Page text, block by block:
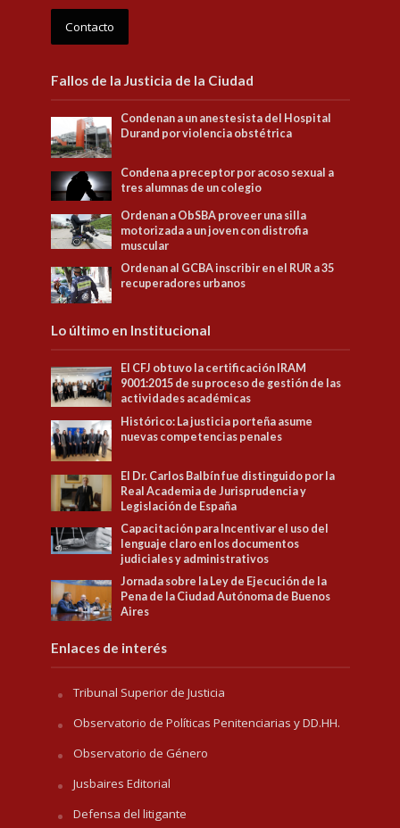
Contacto
Fallos de la Justicia de la Ciudad
Condenan a un anestesista del Hospital
Durand por violencia obstétrica
Condena a preceptor por acoso sexual a
tres alumnas de un colegio
Ordenan a ObSBA proveer una silla
motorizada a un joven con distrofia
muscular
Ordenan al GCBA inscribir en el RUR a 35
recuperadores urbanos
Lo último en Institucional
El CFJ obtuvo la certificación IRAM
9001:2015 de su proceso de gestión de las
actividades académicas
Histórico: La justicia porteña asume
nuevas competencias penales
El Dr. Carlos Balbín fue distinguido por la
Real Academia de Jurisprudencia y
Legislación de España
Capacitación para Incentivar el uso del
lenguaje claro en los documentos
judiciales y administrativos
Jornada sobre la Ley de Ejecución de la
Pena de la Ciudad Autónoma de Buenos
Aires
Enlaces de interés
Tribunal Superior de Justicia
Observatorio de Políticas Penitenciarias y DD.HH.
Observatorio de Género
Jusbaires Editorial
Defensa del litigante